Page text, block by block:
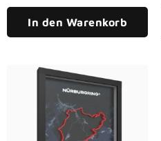
In den Warenkorb